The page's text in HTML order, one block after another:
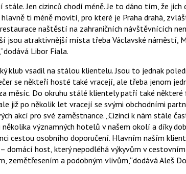
stále. Jen cizinců chodí méně. Je to dáno tím, že
ti méně movití, pro které je Praha drahá,
naštěstí na zahraničních návštěvnících
jsou atraktivnější místa třeba Václavské náměstí,
Libor Fiala.
klub vsadil na stálou klientelu. Jsou to jednak
se někteří hosté také vracejí, ale třeba jenom
měsíc. Do okruhu stálé klientely patří také některé
již po několik let vracejí se svými obchodními
akcí pro své zaměstnance. „Cizinci k nám stále
významných hotelů v našem okolí a díky
cestou osobního doporučení. Hlavním naším
domácí host, který nepodléhá výkyvům v
zemětřesením a podobným vlivům,“dodává Aleš